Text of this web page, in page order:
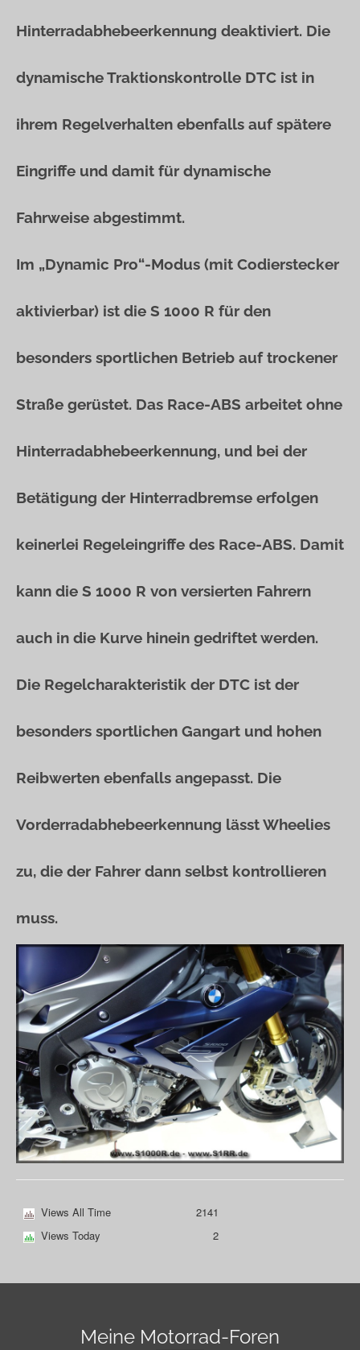
Hinterradabhebeerkennung deaktiviert. Die
dynamische Traktionskontrolle DTC ist in
ihrem Regelverhalten ebenfalls auf spätere
Eingriffe und damit für dynamische
Fahrweise abgestimmt.
Im „Dynamic Pro“-Modus (mit Codierstecker
aktivierbar) ist die S 1000 R für den
besonders sportlichen Betrieb auf trockener
Straße gerüstet. Das Race-ABS arbeitet ohne
Hinterradabhebeerkennung, und bei der
Betätigung der Hinterradbremse erfolgen
keinerlei Regeleingriffe des Race-ABS. Damit
kann die S 1000 R von versierten Fahrern
auch in die Kurve hinein gedriftet werden.
Die Regelcharakteristik der DTC ist der
besonders sportlichen Gangart und hohen
Reibwerten ebenfalls angepasst. Die
Vorderradabhebeerkennung lässt Wheelies
zu, die der Fahrer dann selbst kontrollieren
muss.
Views All Time
2141
Views Today
2
Meine Motorrad-Foren